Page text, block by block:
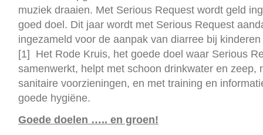
muziek draaien. Met Serious Request wordt geld
goed doel. Dit jaar wordt met Serious Request
ingezameld voor de aanpak van diarree bij
[1] Het Rode Kruis, het goede doel waar Serious
samenwerkt, helpt met schoon drinkwater en zeep,
sanitaire voorzieningen, en met training en
goede hygiëne.
Goede doelen ….. en groen!